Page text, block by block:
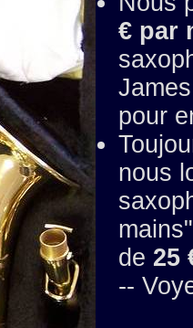
€ par
pour
nous
de 25
--